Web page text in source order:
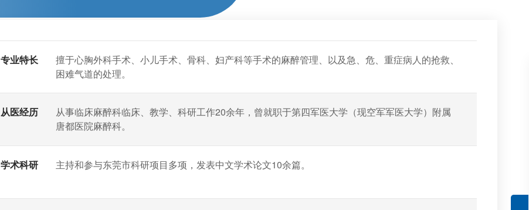
专业特长
擅于心胸外科手术、小儿手术、骨科、妇产科等手术的麻醉管理、以及急、危、重症病人的抢救、
困难气道的处理。
从医经历
从事临床麻醉科临床、教学、科研工作20余年，曾就职于第四军医大学（现空军军医大学）附属
唐都医院麻醉科。
学术科研 主持和参与东莞市科研项目多项，发表中文学术论文10余篇。